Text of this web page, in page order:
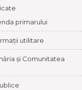
primarului
utilitare
și Comunitatea